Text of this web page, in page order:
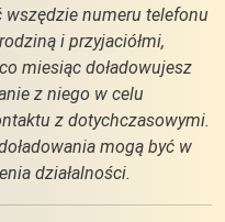
numeru telefonu
i przyjaciółmi,
miesiąc doładowujesz
z niego w celu
z dotychczasowymi.
mogą być w
działalności.